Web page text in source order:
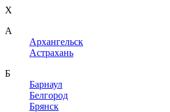
X
A
Архангельск
Астрахань
Б
Барнаул
Белгород
Брянск